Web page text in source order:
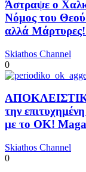
Άστραψε ο
Νόμος του Θεού
αλλά
Skiathos Channel
0
την
με το OK!
Skiathos Channel
0